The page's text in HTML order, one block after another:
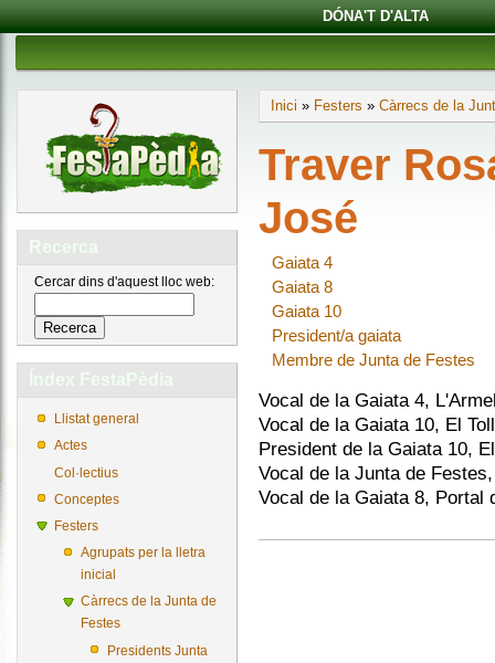
DÓNA'T D'ALTA
Recerca
Cercar dins d'aquest lloc web:
Índex FestaPèdia
Llistat general
Actes
Col·lectius
Conceptes
Festers
Agrupats per la lletra
inicial
Càrrecs de la Junta de
Festes
Presidents Junta
Inici » Festers » Càrrecs de la
Traver
José
Gaiata 4
Gaiata 8
Gaiata 10
President/a gaiata
Membre de Junta de Festes
Vocal de la Gaiata 4,
Vocal de la Gaiata 10, El
President de la Gaiata 10,
Vocal de la Junta de
Vocal de la Gaiata 8, Portal